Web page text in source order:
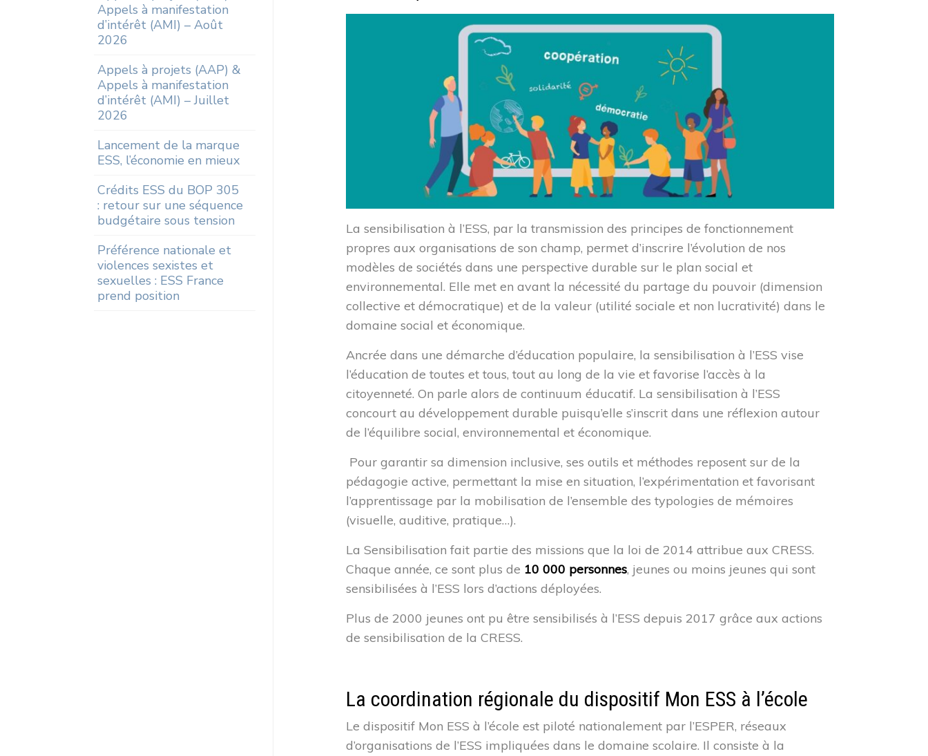
La sensibilisation à l’ESS, par la transmission des principes de fonctionnement
propres aux organisations de son champ, permet d’inscrire l’évolution de nos
modèles de sociétés dans une perspective durable sur le plan social et
environnemental. Elle met en avant la nécessité du partage du pouvoir (dimension
collective et démocratique) et de la valeur (utilité sociale et non lucrativité) dans le
domaine social et économique.
Ancrée dans une démarche d’éducation populaire, la sensibilisation à l’ESS vise
l’éducation de toutes et tous, tout au long de la vie et favorise l’accès à la
citoyenneté. On parle alors de continuum éducatif. La sensibilisation à l’ESS
concourt au développement durable puisqu’elle s’inscrit dans une réflexion autour
de l’équilibre social, environnemental et économique.
Pour garantir sa dimension inclusive, ses outils et méthodes reposent sur de la
pédagogie active, permettant la mise en situation, l’expérimentation et favorisant
l’apprentissage par la mobilisation de l’ensemble des typologies de mémoires
(visuelle, auditive, pratique…).
La Sensibilisation fait partie des missions que la loi de 2014 attribue aux CRESS.
Chaque année, ce sont plus de 10 000 personnes, jeunes ou moins jeunes qui sont
sensibilisées à l’ESS lors d’actions déployées.
Plus de 2000 jeunesont pu êtresensibilisés à l’ESS depuis 2017 grâce aux actions
de sensibilisation de la CRESS.
La coordination régionale du dispositif Mon ESS à l’école
Le dispositif Mon ESS à l’école est piloté nationalement par l’ESPER, réseaux
d’organisations de l’ESS impliquées dans le domaine scolaire. Il consiste à la
Appels à manifestation
d’intérêt (AMI) – Août
2026
Appels à projets (AAP) &
Appels à manifestation
d’intérêt (AMI) – Juillet
2026
Lancement de la marque
ESS, l’économie en mieux
Crédits ESS du BOP 305
: retour sur une séquence
budgétaire sous tension
Préférence nationale et
violences sexistes et
sexuelles : ESS France
prend position
Presse
Les ressources
Rechercher sur le site
Rechercher un article, un événement, un document, ...
for: